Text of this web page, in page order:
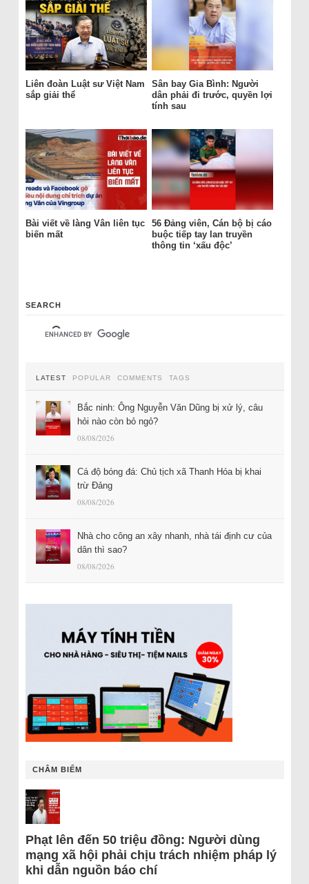
Liên đoàn Luật sư Việt Nam
sắp giải thể
Sân bay Gia Bình: Người
dân phải đi trước, quyền lợi
tính sau
Bài viết về làng Vân liên tục
biến mất
56 Đảng viên, Cán bộ bị cáo
buộc tiếp tay lan truyền
thông tin ‘xấu độc’
SEARCH
LATEST POPULAR COMMENTS TAGS
Bắc ninh: Ông Nguyễn Văn Dũng bị xử lý, câu
hỏi nào còn bỏ ngỏ?
08/08/2026
Cá độ bóng đá: Chủ tịch xã Thanh Hóa bị khai
trừ Đảng
08/08/2026
Nhà cho công an xây nhanh, nhà tái định cư của
dân thì sao?
08/08/2026
CHÂM BIẾM
Phạt lên đến 50 triệu đồng: Người dùng
mạng xã hội phải chịu trách nhiệm pháp lý
khi dẫn nguồn báo chí